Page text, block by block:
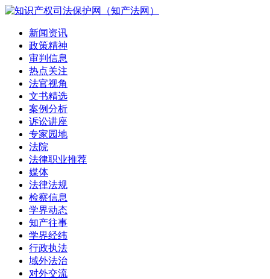
新闻资讯
政策精神
审判信息
热点关注
法官视角
文书精选
案例分析
诉讼讲座
专家园地
法院
法律职业推荐
媒体
法律法规
检察信息
学界动态
知产往事
学界经纬
行政执法
域外法治
对外交流